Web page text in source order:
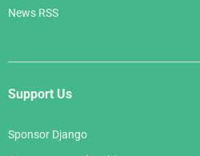
News RSS
Support Us
Sponsor Django